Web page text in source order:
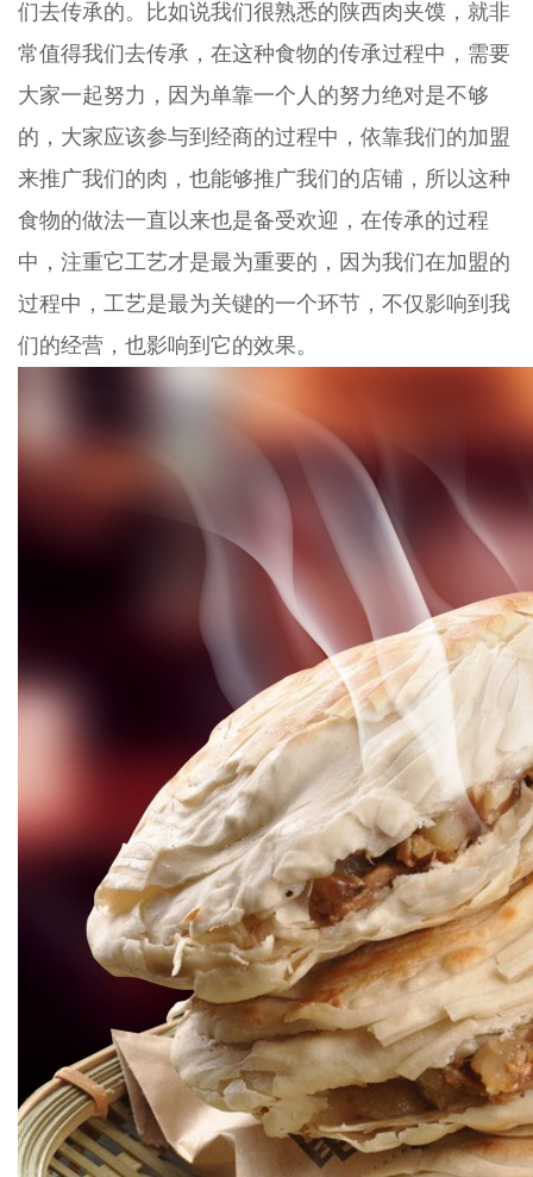
们去传承的。比如说我们很熟悉的陕西肉夹馍，就非
常值得我们去传承，在这种食物的传承过程中，需要
大家一起努力，因为单靠一个人的努力绝对是不够
的，大家应该参与到经商的过程中，依靠我们的加盟
来推广我们的肉，也能够推广我们的店铺，所以这种
食物的做法一直以来也是备受欢迎，在传承的过程
中，注重它工艺才是最为重要的，因为我们在加盟的
过程中，工艺是最为关键的一个环节，不仅影响到我
们的经营，也影响到它的效果。